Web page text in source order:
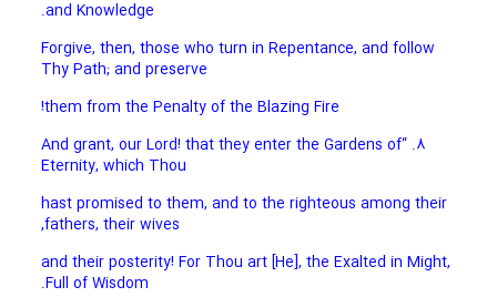
and Knowledge.
Forgive, then, those who turn in Repentance, and follow
Thy Path; and preserve
them from the Penalty of the Blazing Fire!
8. “And grant, our Lord! that they enter the Gardens of
Eternity, which Thou
hast promised to them, and to the righteous among their
fathers, their wives,
and their posterity! For Thou art [He], the Exalted in Might,
Full of Wisdom.